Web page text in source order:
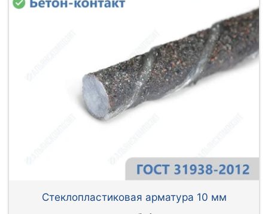
Стеклопластиковая арматура 10 мм